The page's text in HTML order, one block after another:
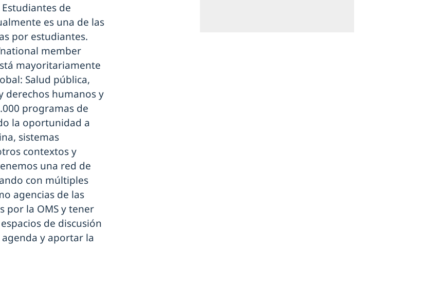
de
es una de las
por estudiantes.
member
mayoritariamente
Salud pública,
derechos humanos y
programas de
la oportunidad a
sistemas
contextos y
una red de
con múltiples
agencias de las
por la OMS y tener
de discusión
y aportar la